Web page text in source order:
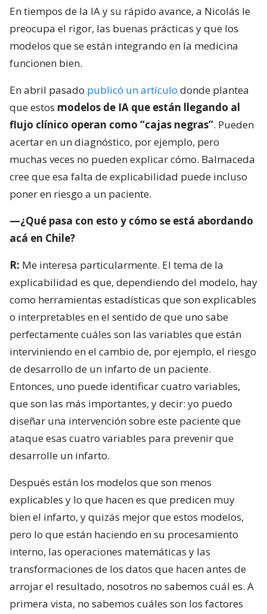
En tiempos de la IA y su rápido avance, a Nicolás le
preocupa el rigor, las buenas prácticas y que los
modelos que se están integrando en la medicina
funcionen bien.
En abril pasado publicó un artículo donde plantea
que estos modelos de IA que están llegando al
flujo clínico operan como “cajas negras”. Pueden
acertar en un diagnóstico, por ejemplo, pero
muchas veces no pueden explicar cómo. Balmaceda
cree que esa falta de explicabilidad puede incluso
poner en riesgo a un paciente.
—¿Qué pasa con esto y cómo se está abordando
acá en Chile?
R: Me interesa particularmente. El tema de la
explicabilidad es que, dependiendo del modelo, hay
como herramientas estadísticas que son explicables
o interpretables en el sentido de que uno sabe
perfectamente cuáles son las variables que están
interviniendo en el cambio de, por ejemplo, el riesgo
de desarrollo de un infarto de un paciente.
Entonces, uno puede identificar cuatro variables,
que son las más importantes, y decir: yo puedo
diseñar una intervención sobre este paciente que
ataque esas cuatro variables para prevenir que
desarrolle un infarto.
Después están los modelos que son menos
explicables y lo que hacen es que predicen muy
bien el infarto, y quizás mejor que estos modelos,
pero lo que están haciendo en su procesamiento
interno, las operaciones matemáticas y las
transformaciones de los datos que hacen antes de
arrojar el resultado, nosotros no sabemos cuál es. A
primera vista, no sabemos cuáles son los factores